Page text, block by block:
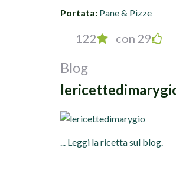
Portata: Pane & Pizze
122 con 29
Blog
... Leggi la ricetta sul blog.